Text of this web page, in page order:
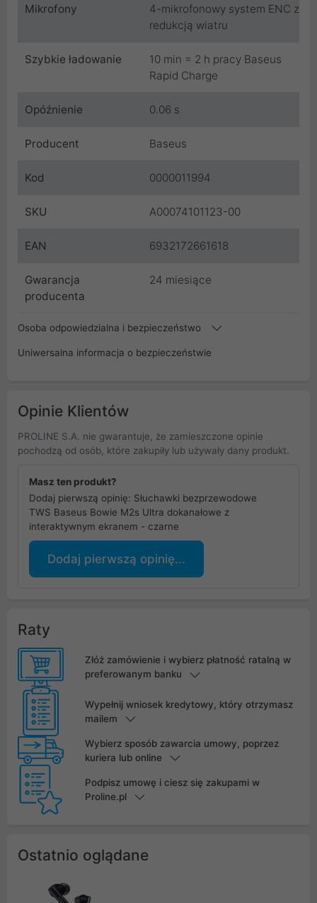
Mikrofony
4-mikrofonowy system ENC z
redukcją wiatru
Szybkie ładowanie
10 min = 2 h pracy Baseus
Rapid Charge
Opóźnienie 0.06 s
Producent Baseus
Kod 0000011994
SKU A00074101123-00
EAN 6932172661618
Gwarancja
producenta
24 miesiące
Osoba odpowiedzialna i bezpieczeństwo
Uniwersalna informacja o bezpieczeństwie
Opinie Klientów
PROLINE S.A. nie gwarantuje, że zamieszczone opinie
pochodzą od osób, które zakupiły lub używały dany produkt.
Masz ten produkt?
Dodaj pierwszą opinię: Słuchawki bezprzewodowe
TWS Baseus Bowie M2s Ultra dokanałowe z
interaktywnym ekranem - czarne
Dodaj pierwszą opinię...
Raty
Złóż zamówienie i wybierz płatność ratalną w
preferowanym banku
Wypełnij wniosek kredytowy, który otrzymasz
mailem
Wybierz sposób zawarcia umowy, poprzez
kuriera lub online
Podpisz umowę i ciesz się zakupami w
Proline.pl
Ostatnio oglądane